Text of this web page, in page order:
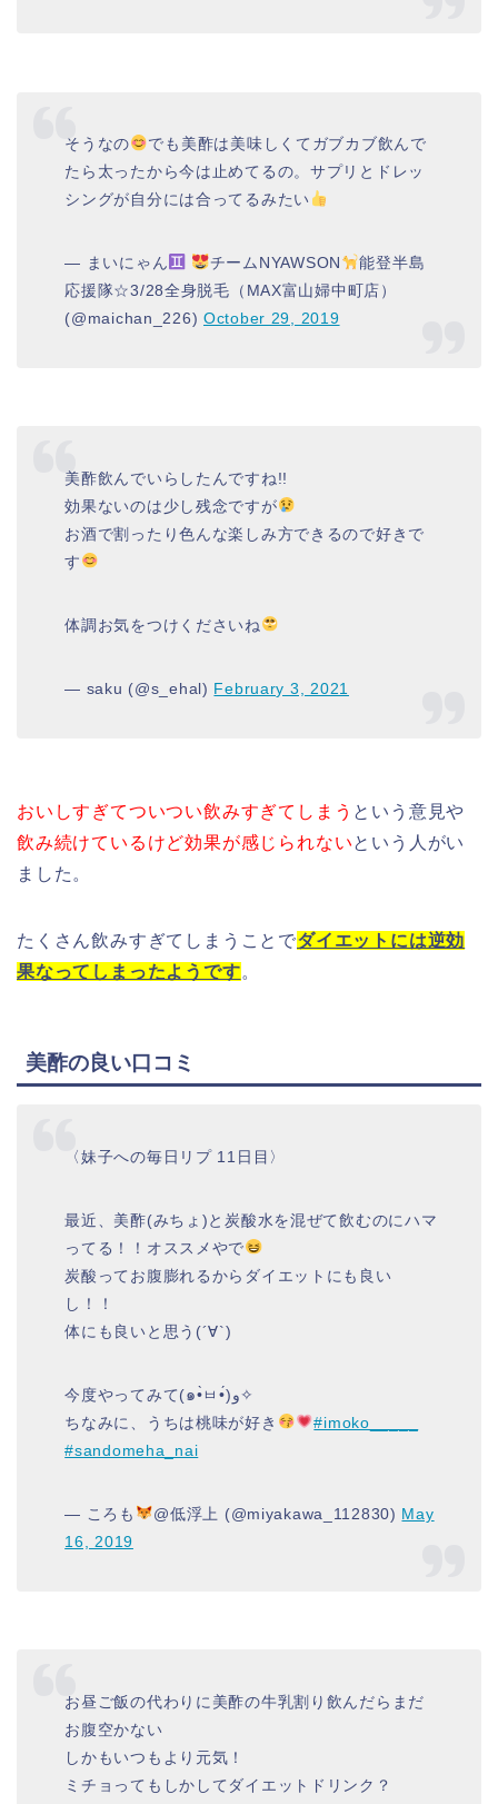
そうなの
でも美酢は美味しくてガブカブ飲んで
たら太ったから今は止めてるの。サプリとドレッ
シングが自分には合ってるみたい
— まいにゃん チームNYAWSON
能登半島
応援隊☆3/28全身脱毛（MAX富山婦中町店）
(@maichan_226) October 29, 2019
美酢飲んでいらしたんですね!!
効果ないのは少し残念ですが
お酒で割ったり色んな楽しみ方できるので好きで
す
体調お気をつけくださいね
— ‎saku (@s_ehal) February 3, 2021
おいしすぎてついつい飲みすぎてしまう という意見や
飲み続けているけど効果が感じられないという人がい
ました。
たくさん飲みすぎてしまうことでダイエットには逆効
果なってしまったようです。
美酢の良い口コミ
〈妹子への毎日リプ 11日目〉
最近、美酢(みちょ)と炭酸水を混ぜて飲むのにハマ
ってる！！オススメやで
炭酸ってお腹膨れるからダイエットにも良い
し！！
体にも良いと思う(´∀`)
今度やってみて(๑•̀ㅂ•́)و✧
ちなみに、うちは桃味が好き
#imoko_____
#sandomeha_nai
— ころも @低浮上 (@miyakawa_112830) May
16, 2019
お昼ご飯の代わりに美酢の牛乳割り飲んだらまだ
お腹空かない
しかもいつもより元気！
ミチョってもしかしてダイエットドリンク？